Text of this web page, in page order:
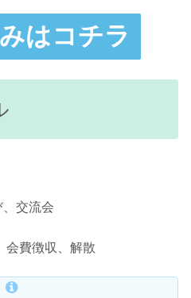
はコチラ
交流会
費徴収、解散